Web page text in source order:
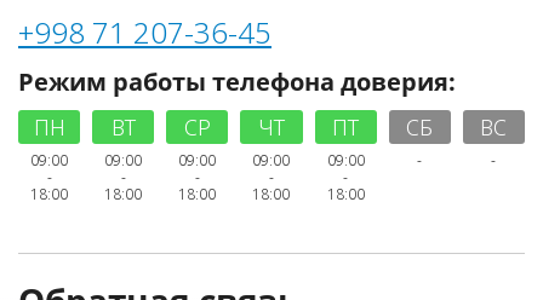
+998 71 207-36-45
Режим работы телефона доверия:
ПН
09:00
-
18:00
ВТ
09:00
-
18:00
СР
09:00
-
18:00
ЧТ
09:00
-
18:00
ПТ
09:00
-
18:00
СБ
-
ВС
-